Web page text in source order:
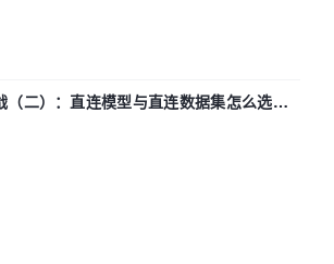
二）：直连模型与直连数据集怎么选，
| 葡萄城技术团队